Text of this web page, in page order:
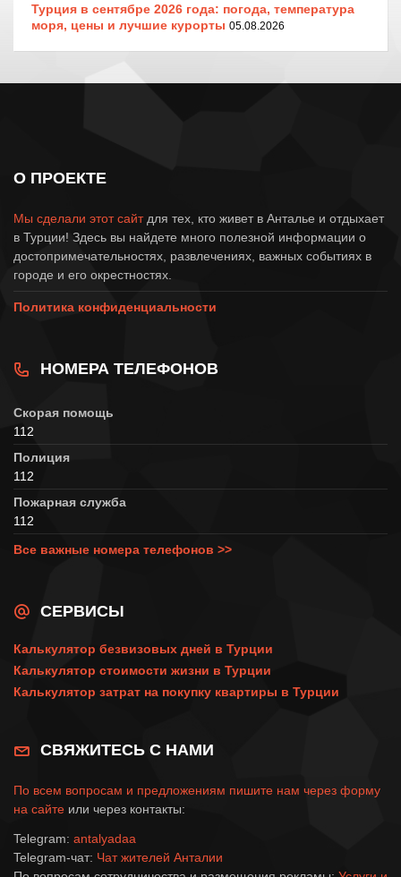
Турция в сентябре 2026 года: погода, температура
моря, цены и лучшие курорты 05.08.2026
О ПРОЕКТЕ
Мы сделали этот сайтдля тех, кто живет в Анталье и отдыхает
в Турции! Здесь вы найдете много полезной информации о
достопримечательностях, развлечениях, важных событиях в
городе и его окрестностях.
Политика конфиденциальности
НОМЕРА ТЕЛЕФОНОВ
Скорая помощь
112
Полиция
112
Пожарная служба
112
Все важные номера телефонов >>
СЕРВИСЫ
Калькулятор безвизовых дней в Турции
Калькулятор стоимости жизни в Турции
Калькулятор затрат на покупку квартиры в Турции
СВЯЖИТЕСЬ С НАМИ
По всем вопросам и предложениям пишите нам через форму
на сайте или через контакты:
Telegram: antalyadaa
Telegram-чат: Чат жителей Анталии